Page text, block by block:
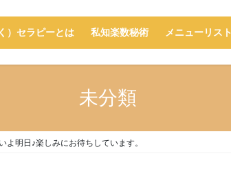
）セラピーとは 私知楽数秘術 メニューリスト
未分類
明日♪楽しみにお待ちしています。